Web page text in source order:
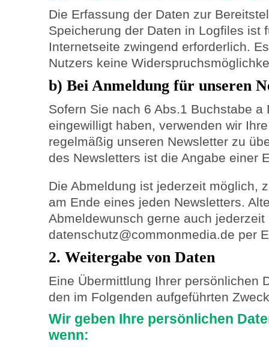
Die Erfassung der Daten zur
Speicherung der Daten in Logfiles ist
Internetseite zwingend erforderlich.
Nutzers keine
b) Bei Anmeldung für unseren
Sofern Sie nach 6 Abs.1 Buchstabe a
eingewilligt haben, verwenden wir
regelmäßig unseren Newsletter zu
des Newsletters ist die Angabe einer
Die Abmeldung ist jederzeit möglich,
am Ende eines jeden Newsletters.
Abmeldewunsch gerne auch jederzeit
datenschutz@commonmedia.de per
2. Weitergabe von Daten
Eine Übermittlung Ihrer persönlichen
den im Folgenden aufgeführten
Wir geben Ihre persönlichen
wenn: